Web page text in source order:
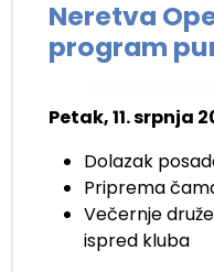
Neretva
program
Petak, 11. srpnja
Dolazak
Priprema
Večernje
ispred kluba